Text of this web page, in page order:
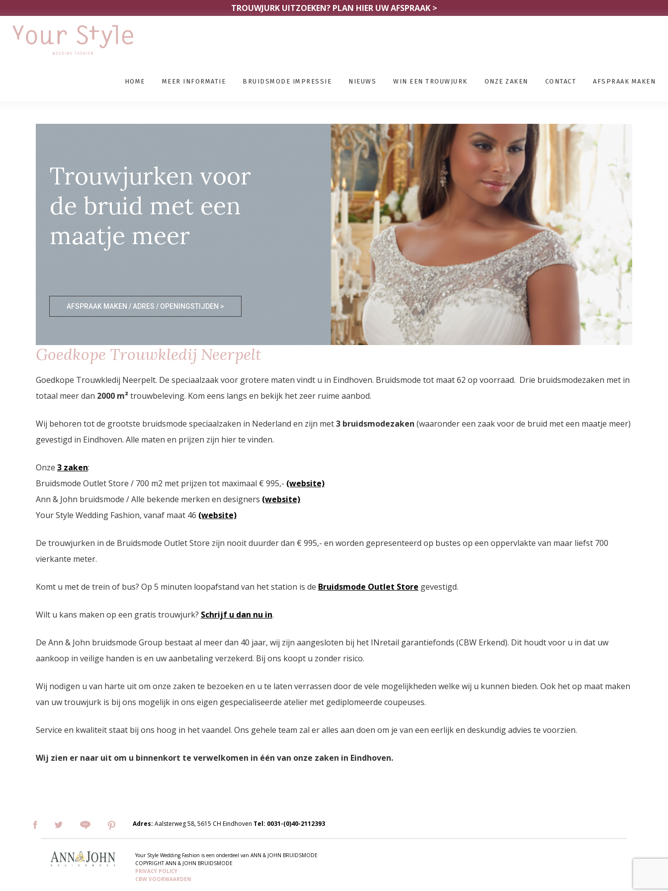
TROUWJURK UITZOEKEN? PLAN HIER UW AFSPRAAK >
HOME MEER INFORMATIE BRUIDSMODE IMPRESSIE NIEUWS WIN EEN TROUWJURK ONZE ZAKEN CONTACT AFSPRAAK MAKEN
Trouwjurken voor
de bruid met een
maatje meer
AFSPRAAK MAKEN / ADRES / OPENINGSTIJDEN >
Goedkope Trouwkledij Neerpelt
Goedkope Trouwkledij Neerpelt. De speciaalzaak voor grotere maten vindt u in Eindhoven. Bruidsmode tot maat 62 op voorraad. Drie bruidsmodezaken met in
totaal meer dan 2000 m²trouwbeleving. Kom eens langs en bekijk het zeer ruime aanbod.
Wij behoren tot de grootste bruidsmode speciaalzaken in Nederland en zijn met3 bruidsmodezaken (waaronder een zaak voor de bruid met een maatje meer)
gevestigd in Eindhoven. Alle maten en prijzen zijn hier te vinden.
Onze 3 zaken:
Bruidsmode Outlet Store / 700 m2 met prijzen tot maximaal € 995,- (website)
Ann & John bruidsmode / Alle bekende merken en designers (website)
Your Style Wedding Fashion, vanaf maat 46 (website)
De trouwjurken in de Bruidsmode Outlet Store zijn nooit duurder dan € 995,- en worden gepresenteerd op bustes op een oppervlakte van maar liefst 700
vierkante meter.
Komt u met de trein of bus? Op 5 minuten loopafstand van het station is de Bruidsmode Outlet Store gevestigd.
Wilt u kans maken op een gratis trouwjurk? Schrijf u dan nu in.
De Ann & John bruidsmode Group bestaat al meer dan 40 jaar, wij zijn aangesloten bij het INretail garantiefonds (CBW Erkend). Dit houdt voor u in dat uw
aankoop in veilige handen is en uw aanbetaling verzekerd. Bij ons koopt u zonder risico.
Wij nodigen u van harte uit om onze zaken te bezoeken en u te laten verrassen door de vele mogelijkheden welke wij u kunnen bieden. Ook het op maat maken
van uw trouwjurk is bij ons mogelijk in ons eigen gespecialiseerde atelier met gediplomeerde coupeuses.
Service en kwaliteit staat bij ons hoog in het vaandel. Ons gehele team zal er alles aan doen om je van een eerlijk en deskundig advies te voorzien.
Wij zien er naar uit om u binnenkort te verwelkomen in één van onze zaken in Eindhoven.
Adres:Aalsterweg 58, 5615 CH Eindhoven Tel: 0031-(0)40-2112393
Your Style Wedding Fashion is een onderdeel van ANN & JOHN BRUIDSMODE
COPYRIGHT ANN & JOHN BRUIDSMODE
PRIVACY POLICY
CBW VOORWAARDEN